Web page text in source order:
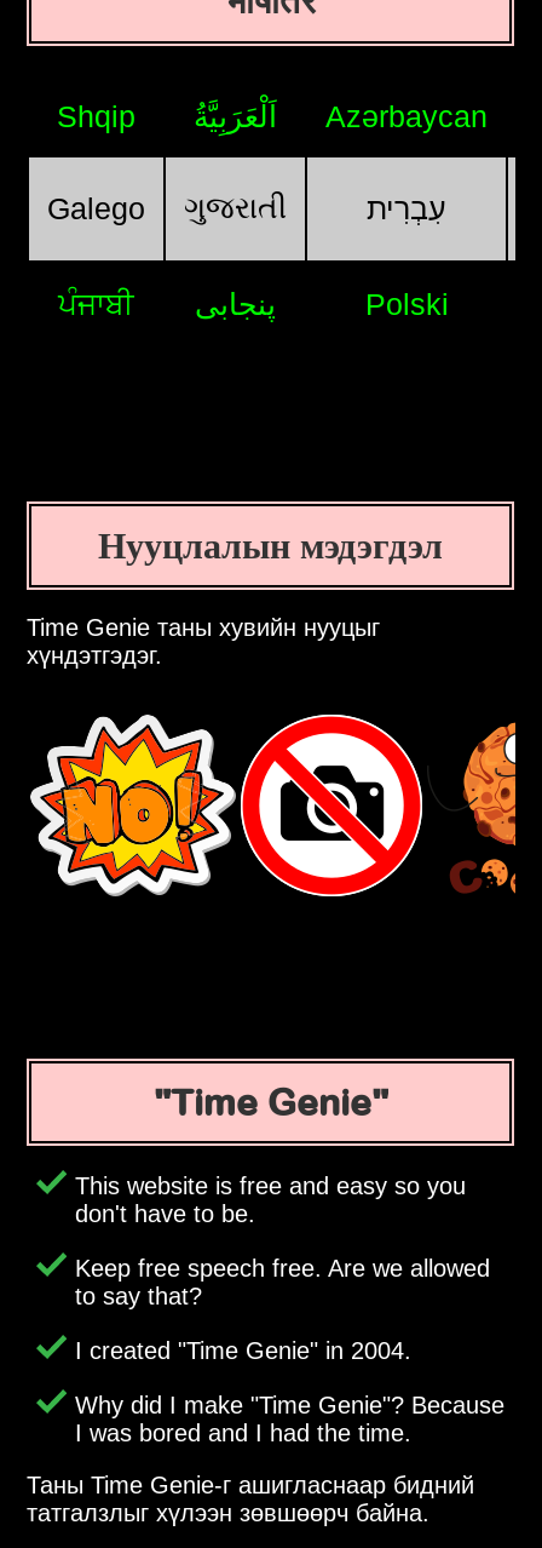
Shqip اَلْعَرَبِيَّةُ Azərbaycan
Galego ગુજરાતી עִבְרִית
ਪੰਜਾਬੀ پنجابی Polski
Нууцлалын мэдэгдэл
Time Genie таны хувийн нууцыг
хүндэтгэдэг.
Time Genie
This website is free and easy so you
don't have to be.
Keep free speech free. Are we allowed
to say that?
I created Time Genie in 2004.
Why did I make Time Genie ? Because
I was bored and I had the time.
Таны Time Genie-г ашигласнаар бидний
татгалзлыг хүлээн зөвшөөрч байна.